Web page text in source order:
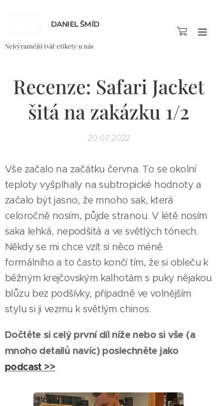
DANIEL ŠMÍD
Nejvýraznější tvář etikety u nás
Recenze: Safari Jacket
šitá na zakázku 1/2
20.07.2022
Vše začalo na začátku června. To se okolní
teploty vyšplhaly na subtropické hodnoty a
začalo být jasno, že mnoho sak, která
celoročně nosím, půjde stranou. V létě nosím
saka lehká, nepodšitá a ve světlých tónech.
Někdy se mi chce vzít si něco méně
formálního a to často končí tím, že si obleču k
běžným krejčovským kalhotám s puky nějakou
blůzu bez podšívky, případně ve volnějším
stylu si ji vezmu k světlým chinos.
Dočtěte si celý první díl níže nebo si vše (a
mnoho detailů navíc) poslechněte jako
podcast >>